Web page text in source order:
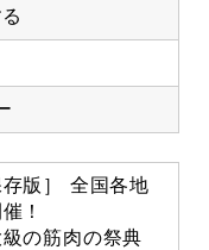
存版］ 全国各地
！
の筋肉の祭典